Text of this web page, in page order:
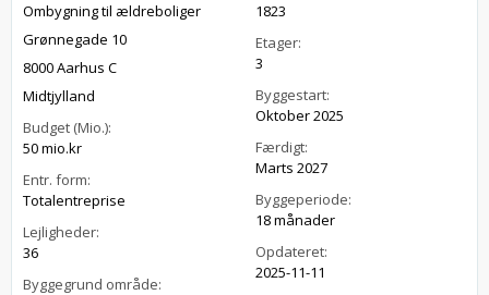
Ombygning til ældreboliger
Grønnegade 10
8000 Aarhus C
Midtjylland
Budget (Mio.):
50 mio.kr
Entr. form:
Totalentreprise
Lejligheder:
36
Byggegrund område:
1823
Etager:
3
Byggestart:
Oktober 2025
Færdigt:
Marts 2027
Byggeperiode:
18 månader
Opdateret:
2025-11-11